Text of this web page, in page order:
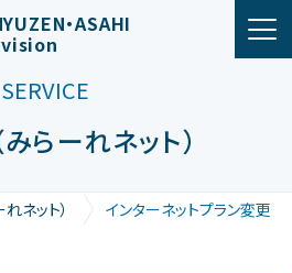
ョン・ASAHI
SERVICE
らーれネット）
ネット） インターネットプラン変更